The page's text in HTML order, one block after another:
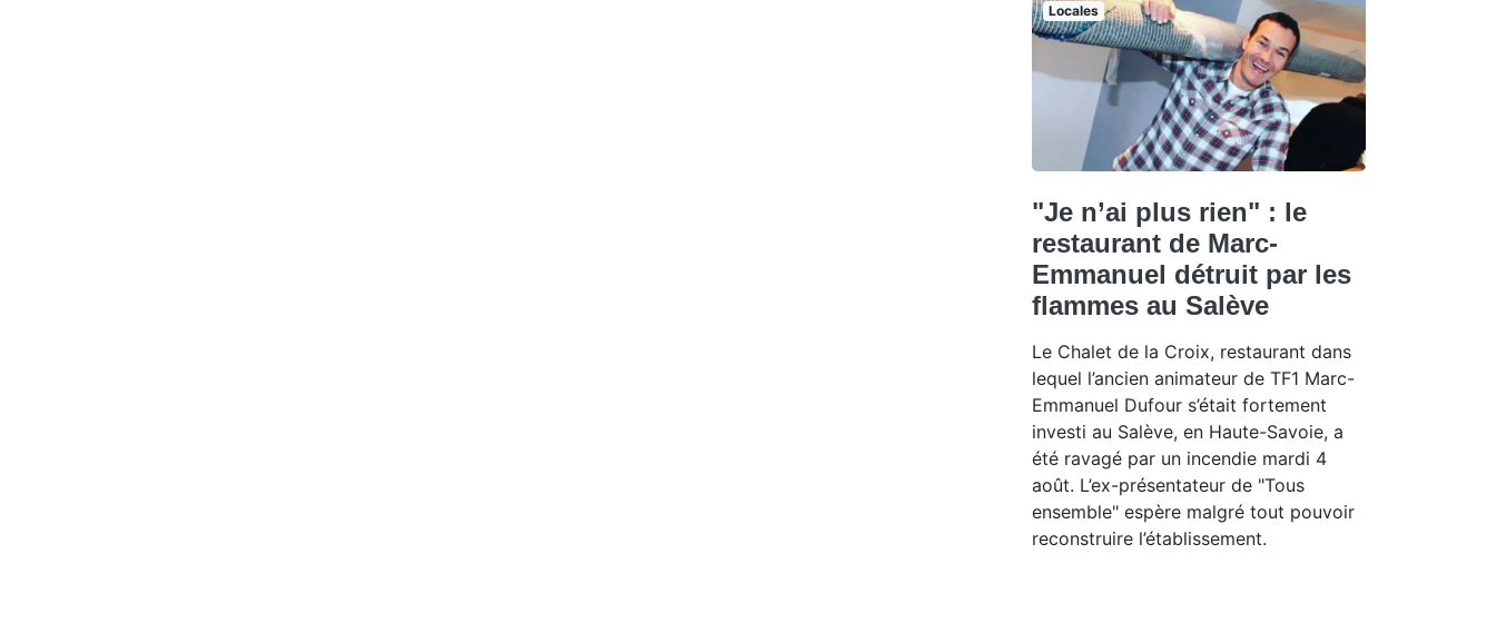
Locales
"Je n’ai plus rien" : le
restaurant de Marc-
Emmanuel détruit par les
flammes au Salève
Le Chalet de la Croix, restaurant dans
lequel l’ancien animateur de TF1 Marc-
Emmanuel Dufour s’était fortement
investi au Salève, en Haute-Savoie, a
été ravagé par un incendie mardi 4
août. L’ex-présentateur de "Tous
ensemble" espère malgré tout pouvoir
reconstruire l’établissement.